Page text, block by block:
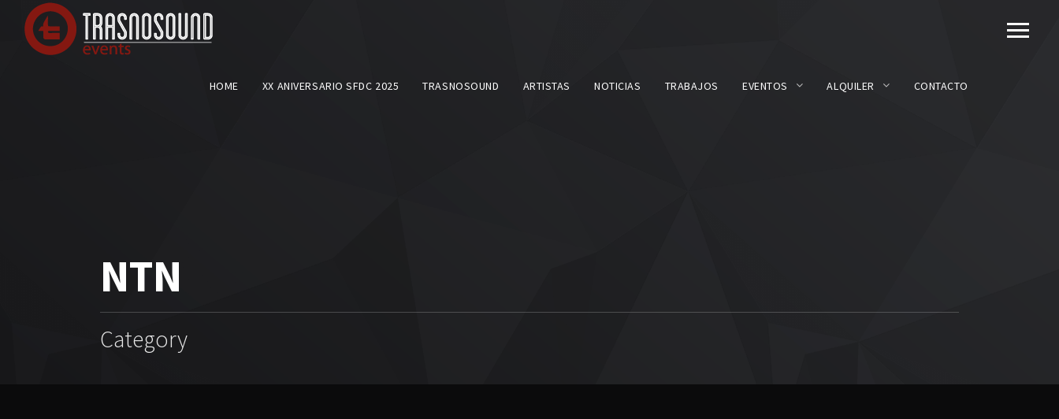
HOME XX ANIVERSARIO SFDC 2025 TRASNOSOUND ARTISTAS NOTICIAS TRABAJOS EVENTOS ALQUILER CONTACTO
NTN
Category